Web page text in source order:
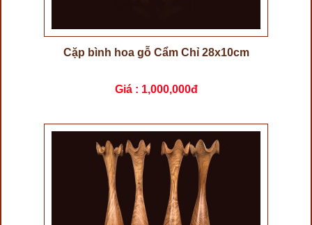
Cặp bình hoa gỗ Cẩm Chỉ 28x10cm
Giá : 1,000,000đ